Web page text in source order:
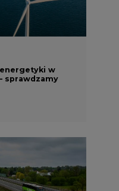
w
sprawdzamy